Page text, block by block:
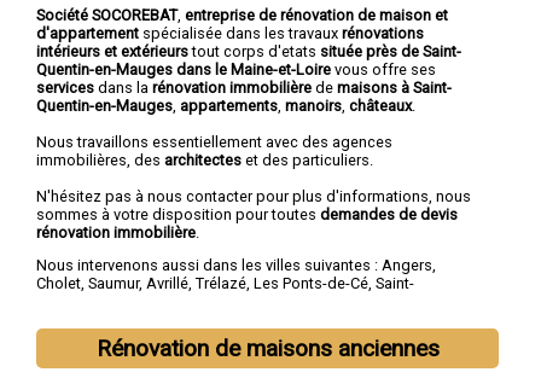
Société SOCOREBAT, entreprise de rénovation de maison et
d'appartement spécialisée dans les travaux rénovations
intérieurs et extérieurstout corps d'etats située près de Saint-
Quentin-en-Mauges dans le Maine-et-Loire vous offre ses
services dans la rénovation immobilière de maisons à Saint-
Quentin-en-Mauges appartements manoirs châteaux.
Nous travaillons essentiellement avec des agences
immobilières, des architectes et des particuliers.
N'hésitez pas à nous contacter pour plus d'informations, nous
sommes à votre disposition pour toutes demandes de devis
rénovation immobilière
Nous intervenons aussi dans les villes suivantes : Angers,
Cholet, Saumur, Avrillé, Trélazé, Les Ponts-de-Cé, Saint-
Rénovation de maisons anciennes